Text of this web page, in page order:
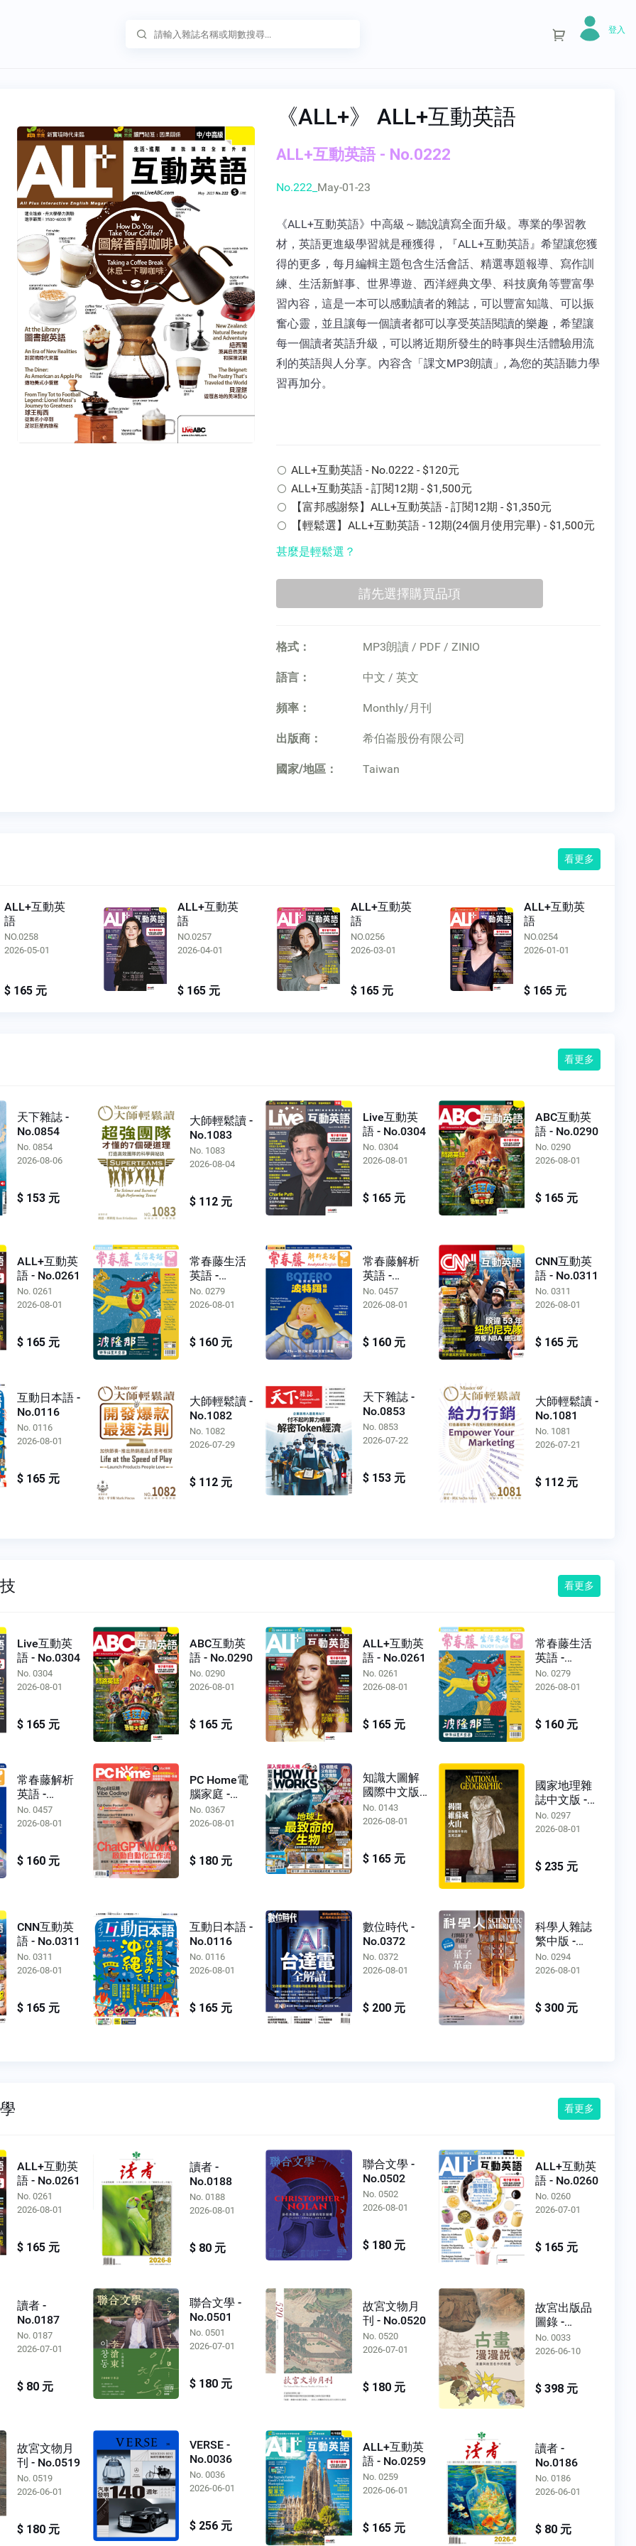
登入
《ALL+》 ALL+互動英語
ALL+互動英語 - No.0222
No.222_ May-01-23
《ALL+互動英語》中高級～聽說讀寫全面升級。專業的學習教
材，英語更進級學習就是種獲得，『ALL+互動英語』希望讓您獲
得的更多，每月編輯主題包含生活會話、精選專題報導、寫作訓
練、生活新鮮事、世界導遊、西洋經典文學、科技廣角等豐富學
習內容，這是一本可以感動讀者的雜誌，可以豐富知識、可以振
奮心靈，並且讓每一個讀者都可以享受英語閱讀的樂趣，希望讓
每一個讀者英語升級，可以將近期所發生的時事與生活體驗用流
利的英語與人分享。內容含「課文MP3朗讀」, 為您的英語聽力學
習再加分。
ALL+互動英語 - No.0222 - $120元
ALL+互動英語 - 訂閱12期 - $1,500元
【富邦感謝祭】ALL+互動英語 - 訂閱12期 - $1,350元
【輕鬆選】ALL+互動英語 - 12期(24個月使用完畢) - $1,500元
甚麼是輕鬆選？
格式： MP3朗讀 / PDF / ZINIO
語言： 中文 / 英文
頻率： Monthly/月刊
出版商： 希伯崙股份有限公司
國家/地區： Taiwan
看更多
ALL+互動英
語
NO.0258
2026-05-01
$ 165 元
ALL+互動英
語
NO.0257
2026-04-01
$ 165 元
ALL+互動英
語
NO.0256
2026-03-01
$ 165 元
ALL+互動英
語
NO.0254
2026-01-01
$ 165 元
看更多
天下雜誌 -
No.0854
No. 0854
2026-08-06
$ 153 元
大師輕鬆讀 -
No.1083
No. 1083
2026-08-04
$ 112 元
Live互動英
語 - No.0304
No. 0304
2026-08-01
$ 165 元
ABC互動英
語 - No.0290
No. 0290
2026-08-01
$ 165 元
ALL+互動英
語 - No.0261
No. 0261
2026-08-01
$ 165 元
常春藤生活
英語 -
No.0279
No. 0279
2026-08-01
$ 160 元
常春藤解析
英語 -
No.0457
No. 0457
2026-08-01
$ 160 元
CNN互動英
語 - No.0311
No. 0311
2026-08-01
$ 165 元
互動日本語 -
No.0116
No. 0116
2026-08-01
$ 165 元
大師輕鬆讀 -
No.1082
No. 1082
2026-07-29
$ 112 元
天下雜誌 -
No.0853
No. 0853
2026-07-22
$ 153 元
大師輕鬆讀 -
No.1081
No. 1081
2026-07-21
$ 112 元
看更多
Live互動英
語 - No.0304
No. 0304
2026-08-01
$ 165 元
ABC互動英
語 - No.0290
No. 0290
2026-08-01
$ 165 元
ALL+互動英
語 - No.0261
No. 0261
2026-08-01
$ 165 元
常春藤生活
英語 -
No.0279
No. 0279
2026-08-01
$ 160 元
常春藤解析
英語 -
No.0457
No. 0457
2026-08-01
$ 160 元
PC Home電
腦家庭 -
No.0367
No. 0367
2026-08-01
$ 180 元
知識大圖解
國際中文版 -
No.0143
No. 0143
2026-08-01
$ 165 元
國家地理雜
誌中文版 -
No.0297
No. 0297
2026-08-01
$ 235 元
CNN互動英
語 - No.0311
No. 0311
2026-08-01
$ 165 元
互動日本語 -
No.0116
No. 0116
2026-08-01
$ 165 元
數位時代 -
No.0372
No. 0372
2026-08-01
$ 200 元
科學人雜誌
繁中版 -
No.0294
No. 0294
2026-08-01
$ 300 元
看更多
ALL+互動英
語 - No.0261
No. 0261
2026-08-01
$ 165 元
讀者 -
No.0188
No. 0188
2026-08-01
$ 80 元
聯合文學 -
No.0502
No. 0502
2026-08-01
$ 180 元
ALL+互動英
語 - No.0260
No. 0260
2026-07-01
$ 165 元
讀者 -
No.0187
No. 0187
2026-07-01
$ 80 元
聯合文學 -
No.0501
No. 0501
2026-07-01
$ 180 元
故宮文物月
刊 - No.0520
No. 0520
2026-07-01
$ 180 元
故宮出版品
圖錄 -
No.0033
No. 0033
2026-06-10
$ 398 元
故宮文物月
刊 - No.0519
No. 0519
2026-06-01
$ 180 元
VERSE -
No.0036
No. 0036
2026-06-01
$ 256 元
ALL+互動英
語 - No.0259
No. 0259
2026-06-01
$ 165 元
讀者 -
No.0186
No. 0186
2026-06-01
$ 80 元